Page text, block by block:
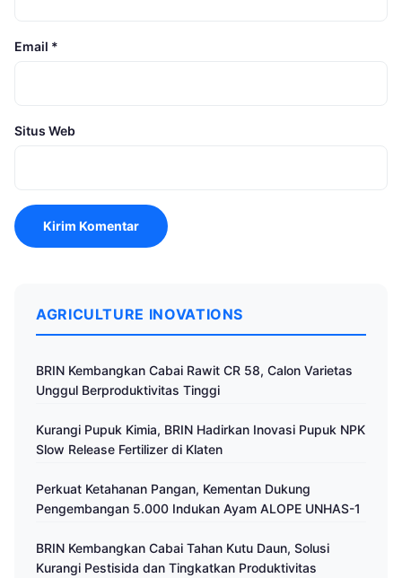
Email *
Situs Web
AGRICULTURE INOVATIONS
BRIN Kembangkan Cabai Rawit CR 58, Calon Varietas
Unggul Berproduktivitas Tinggi
Kurangi Pupuk Kimia, BRIN Hadirkan Inovasi Pupuk NPK
Slow Release Fertilizer di Klaten
Perkuat Ketahanan Pangan, Kementan Dukung
Pengembangan 5.000 Indukan Ayam ALOPE UNHAS-1
BRIN Kembangkan Cabai Tahan Kutu Daun, Solusi
Kurangi Pestisida dan Tingkatkan Produktivitas